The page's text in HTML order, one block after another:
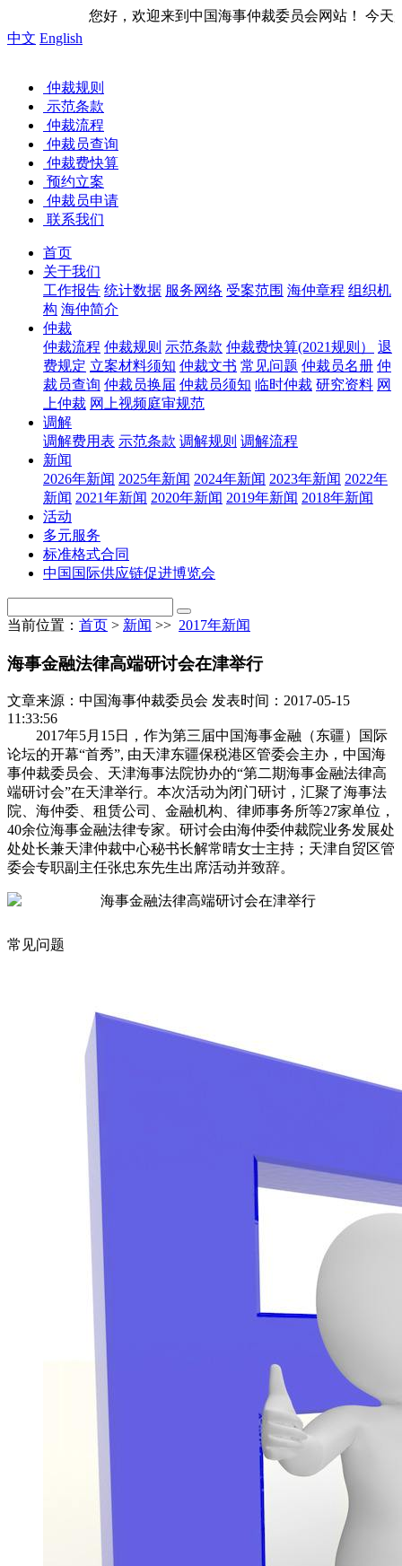
您好，欢迎来到中国海事仲裁委员会网站！ 今天是
中文 English
仲裁规则
示范条款
仲裁流程
仲裁员查询
仲裁费快算
预约立案
仲裁员申请
联系我们
首页
关于我们
工作报告 统计数据 服务网络 受案范围 海仲章程 组织机
构 海仲简介
仲裁
仲裁流程 仲裁规则 示范条款 仲裁费快算(2021规则）
退
费规定 立案材料须知 仲裁文书 常见问题 仲裁员名册 仲
裁员查询 仲裁员换届 仲裁员须知 临时仲裁 研究资料 网
上仲裁 网上视频庭审规范
调解
调解费用表 示范条款 调解规则 调解流程
新闻
2026年新闻 2025年新闻 2024年新闻 2023年新闻 2022年
新闻 2021年新闻 2020年新闻 2019年新闻 2018年新闻
活动
多元服务
标准格式合同
中国国际供应链促进博览会
当前位置： 首页 > 新闻 >> 2017年新闻
海事金融法律高端研讨会在津举行
文章来源：中国海事仲裁委员会 发表时间：2017-05-15
11:33:56
2017年5月15日，作为第三届中国海事金融（东疆）国际
论坛的开幕“首秀”, 由天津东疆保税港区管委会主办，中国海
事仲裁委员会、天津海事法院协办的“第二期海事金融法律高
端研讨会”在天津举行。本次活动为闭门研讨，汇聚了海事法
院、海仲委、租赁公司、金融机构、律师事务所等27家单位，
40余位海事金融法律专家。研讨会由海仲委仲裁院业务发展处
处处长兼天津仲裁中心秘书长解常晴女士主持；天津自贸区管
委会专职副主任张忠东先生出席活动并致辞。
常见问题